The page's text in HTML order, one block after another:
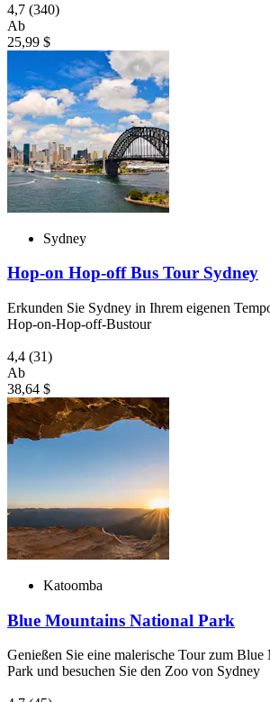
4,7 (340)
Ab
25,99 $
Sydney
Hop-on Hop-off Bus Tour Sydney
Erkunden Sie Sydney in Ihrem eigenen
Hop-on-Hop-off-Bustour
4,4 (31)
Ab
38,64 $
Katoomba
Blue Mountains National Park
Genießen Sie eine malerische Tour zum
Park und besuchen Sie den Zoo von Sydney